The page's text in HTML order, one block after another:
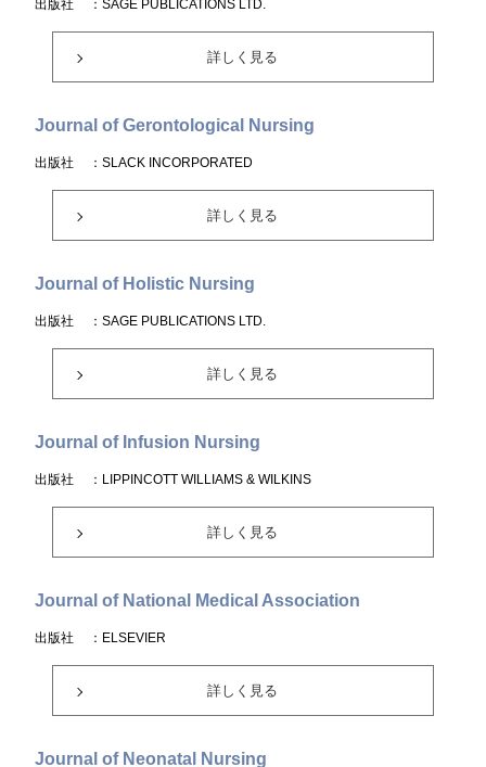
出版社 ：SAGE PUBLICATIONS LTD.
詳しく見る
Journal of Gerontological Nursing
出版社 ：SLACK INCORPORATED
詳しく見る
Journal of Holistic Nursing
出版社 ：SAGE PUBLICATIONS LTD.
詳しく見る
Journal of Infusion Nursing
出版社 ：LIPPINCOTT WILLIAMS & WILKINS
詳しく見る
Journal of National Medical Association
出版社 ：ELSEVIER
詳しく見る
Journal of Neonatal Nursing